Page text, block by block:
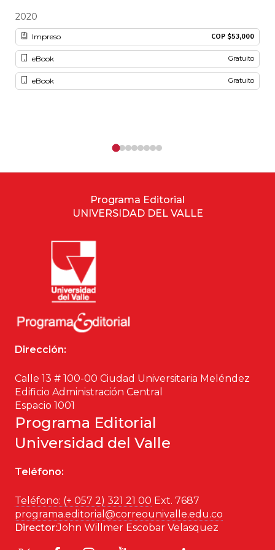
2020
Impreso COP $53,000
eBook Gratuito
eBook Gratuito
Programa Editorial
UNIVERSIDAD DEL VALLE
Dirección:
Calle 13 # 100-00 Ciudad Universitaria Meléndez
Edificio Administración Central
Espacio 1001
Programa Editorial
Universidad del Valle
Teléfono:
Teléfono: (+ 057 2) 321 21 00 Ext. 7687
programa.editorial@correounivalle.edu.co
Director:John Willmer Escobar Velasquez